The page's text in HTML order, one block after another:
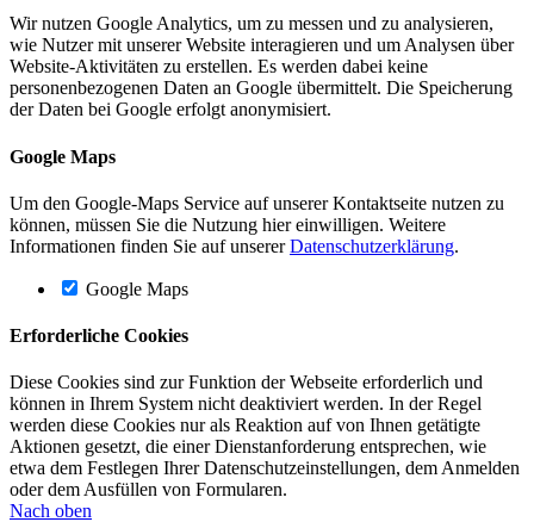
Wir nutzen Google Analytics, um zu messen und zu analysieren,
wie Nutzer mit unserer Website interagieren und um Analysen über
Website-Aktivitäten zu erstellen. Es werden dabei keine
personenbezogenen Daten an Google übermittelt. Die Speicherung
der Daten bei Google erfolgt anonymisiert.
Google Maps
Um den Google-Maps Service auf unserer Kontaktseite nutzen zu
können, müssen Sie die Nutzung hier einwilligen. Weitere
Informationen finden Sie auf unsererDatenschutzerklärung.
Google Maps
Erforderliche Cookies
Diese Cookies sind zur Funktion der Webseite erforderlich und
können in Ihrem System nicht deaktiviert werden. In der Regel
werden diese Cookies nur als Reaktion auf von Ihnen getätigte
Aktionen gesetzt, die einer Dienstanforderung entsprechen, wie
etwa dem Festlegen Ihrer Datenschutzeinstellungen, dem Anmelden
oder dem Ausfüllen von Formularen.
Nach oben